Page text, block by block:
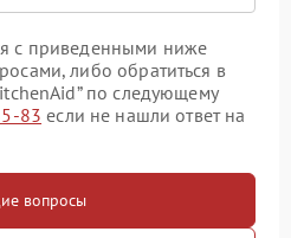
с приведенными ниже
либо обратиться в
по следующему
83 если не нашли ответ на
вопросы